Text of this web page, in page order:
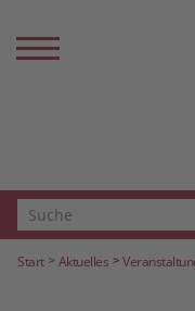
Start Aktuelles